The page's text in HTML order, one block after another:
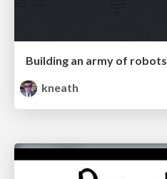
Building an army of robots
kneath